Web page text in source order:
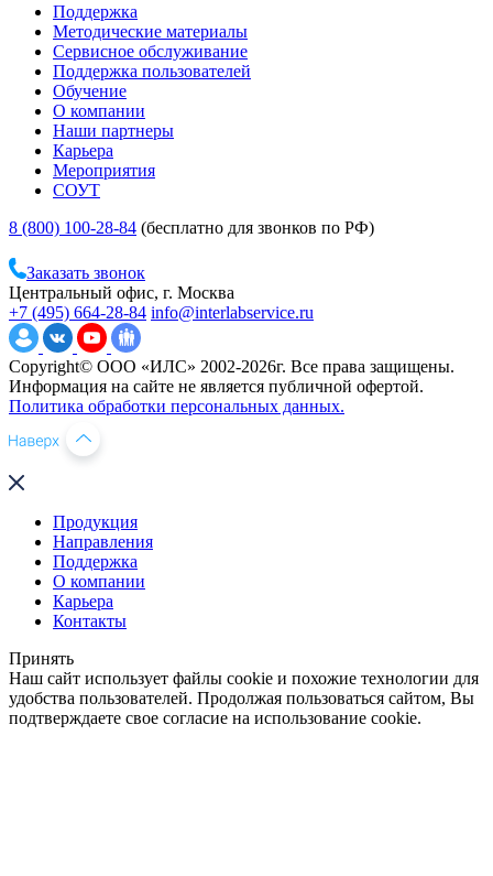
Поддержка
Методические материалы
Сервисное обслуживание
Поддержка пользователей
Обучение
О компании
Наши партнеры
Карьера
Мероприятия
СОУТ
8 (800) 100-28-84 (бесплатно для звонков по РФ)
Заказать звонок
Центральный офис, г. Москва
+7 (495) 664-28-84 info@interlabservice.ru
Copyright© ООО «ИЛС» 2002-2026г. Все права защищены.
Информация на сайте не является публичной офертой.
Политика обработки персональных данных.
Продукция
Направления
Поддержка
О компании
Карьера
Контакты
Принять
Наш сайт использует файлы cookie и похожие технологии для
удобства пользователей. Продолжая пользоваться сайтом, Вы
подтверждаете свое согласие на использование cookie.